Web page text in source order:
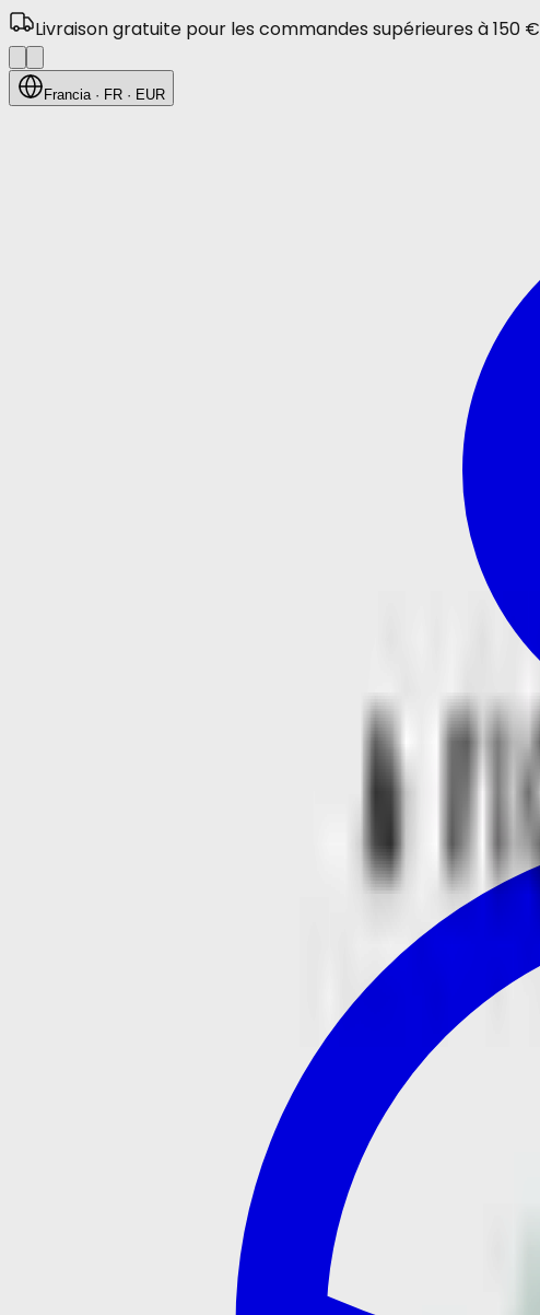
Livraison gratuite pour les commandes supérieures à 150 €
Francia· FR · EUR